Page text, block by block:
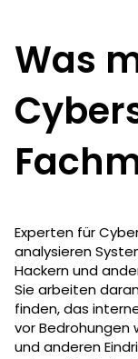
Was
Experten für
analysieren
Hackern und
Sie arbeiten
finden, das
vor Bedrohungen
und anderen